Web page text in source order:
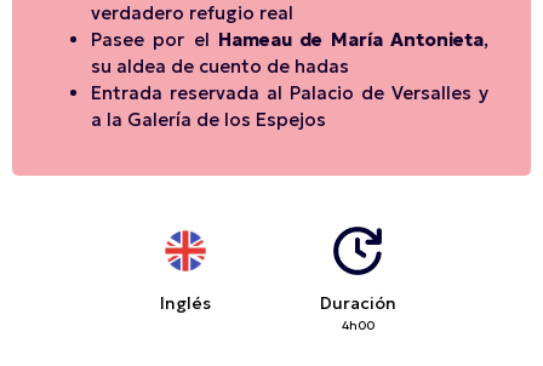
verdadero refugio real
Pasee por el Hameau de María Antonieta,
su aldea de cuento de hadas
Entrada reservada al Palacio de Versalles y
a la Galería de los Espejos
Inglés Duración
4h00